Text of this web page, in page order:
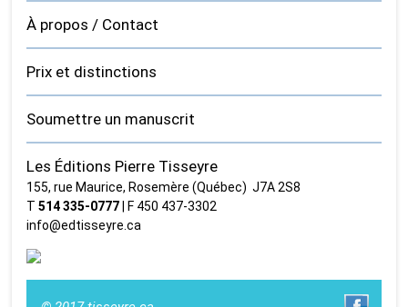
À propos / Contact
Prix et distinctions
Soumettre un manuscrit
Les Éditions Pierre Tisseyre
155, rue Maurice, Rosemère (Québec) J7A 2S8
T514 335‑0777 | F 450 437‑3302
info@edtisseyre.ca